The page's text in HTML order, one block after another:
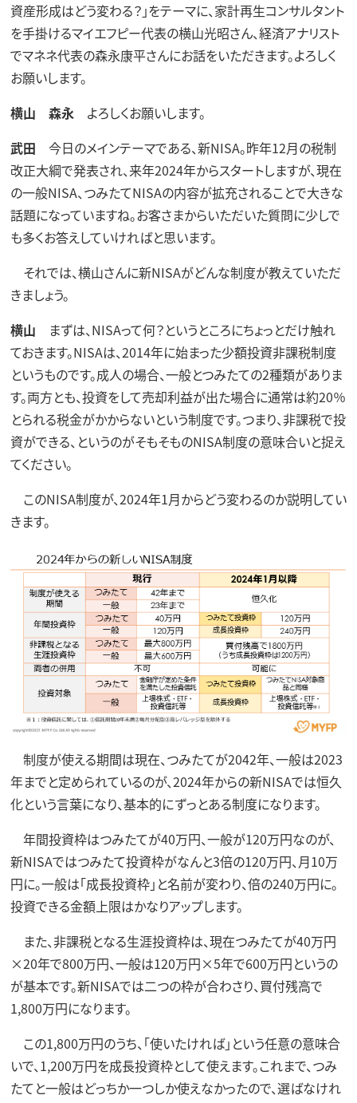
資産形成はどう変わる？」をテーマに、家計再生コンサルタント
を手掛けるマイエフピー代表の横山光昭さん、経済アナリスト
でマネネ代表の森永康平さんにお話をいただきます。よろしく
お願いします。
横山
森永よろしくお願いします。
武田 今日のメインテーマである、新NISA。昨年12月の税制
改正大綱で発表され、来年2024年からスタートしますが、現在
の一般NISA、つみたてNISAの内容が拡充されることで大きな
話題になっていますね。お客さまからいただいた質問に少しで
も多くお答えしていければと思います。
それでは、横山さんに新NISAがどんな制度が教えていただ
きましょう。
横山 まずは、NISAって何？というところにちょっとだけ触れ
ておきます。NISAは、2014年に始まった少額投資非課税制度
というものです。成人の場合、一般とつみたての2種類がありま
す。両方とも、投資をして売却利益が出た場合に通常は約20％
とられる税金がかからないという制度です。つまり、非課税で投
資ができる、というのがそもそものNISA制度の意味合いと捉え
てください。
このNISA制度が、2024年1月からどう変わるのか説明してい
きます。
制度が使える期間は現在、つみたてが2042年、一般は2023
年までと定められているのが、2024年からの新NISAでは恒久
化という言葉になり、基本的にずっとある制度になります。
年間投資枠はつみたてが40万円、一般が120万円なのが、
新NISAではつみたて投資枠がなんと3倍の120万円、月10万
円に。一般は「成長投資枠」と名前が変わり、倍の240万円に。
投資できる金額上限はかなりアップします。
また、非課税となる生涯投資枠は、現在つみたてが40万円
×20年で800万円、一般は120万円×5年で600万円というの
が基本です。新NISAでは二つの枠が合わさり、買付残高で
1,800万円になります。
この1,800万円のうち、「使いたければ」という任意の意味合
いで、1,200万円を成長投資枠として使えます。これまで、つみ
たてと一般はどっちか一つしか使えなかったので、選ばなけれ